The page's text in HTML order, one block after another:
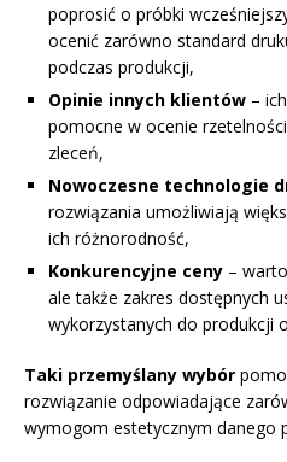
poprosić o próbki
ocenić zarówno standard
podczas produkcji,
Opinie innych klientów –
pomocne w ocenie
zleceń,
Nowoczesne technologie
rozwiązania umożliwiają
ich różnorodność,
Konkurencyjne ceny –
ale także zakres dostępnych
wykorzystanych do produkcji
Taki przemyślany wybór
rozwiązanie odpowiadające
wymogom estetycznym danego